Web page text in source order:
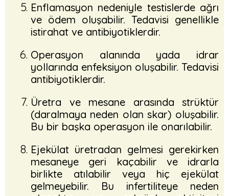
Enflamasyon nedeniyle testislerde ağrı
ve ödem oluşabilir. Tedavisi genellikle
istirahat ve antibiyotiklerdir.
Operasyon alanında yada idrar
yollarında enfeksiyon oluşabilir. Tedavisi
antibiyotiklerdir.
Üretra ve mesane arasında strüktür
(daralmaya neden olan skar) oluşabilir.
Bu bir başka operasyon ile onarılabilir.
Ejekülat üretradan gelmesi gerekirken
mesaneye geri kaçabilir ve idrarla
birlikte atılabilir veya hiç ejekülat
gelmeyebilir. Bu infertiliteye neden